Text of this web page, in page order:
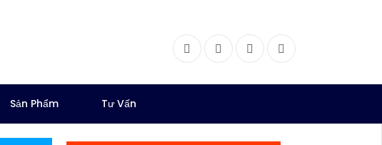
FacebookTwitter InstagramDribbble
Sản Phẩm Tư Vấn